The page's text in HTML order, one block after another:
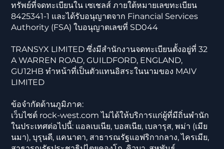
ทรัพย์ที่จดทะเบียนใน เซเชลส์ ภายใต้หมายเลขทะเบียน
8425341-1 และได้รับอนุญาตจาก Financial Services
Authority (FSA) ใบอนุญาตเลขที่ SD044
TRANSYX LIMITED ซึ่งมีสำนักงานจดทะเบียนตั้งอยู่ที่ 32
A WARREN ROAD, GUILDFORD, ENGLAND,
GU12HB ทำหน้าที่เป็นตัวแทนอิสระในนามของ MAIV
LIMITED
ข้อจำกัดด้านภูมิภาค:
เว็บไซต์ rock-west.com ไม่ได้ให้บริการแก่ผู้ที่มีถิ่นพำนัก
ในประเทศต่อไปนี้: แอลเบเนีย, บอสเนีย, เบลารุส, พม่า (เมีย
นมา), บุรุนดี, แคนาดา, สาธารณรัฐแอฟริกากลาง, ไครเมีย,